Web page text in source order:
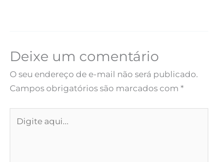
Deixe um comentário
O seu endereço de e-mail não será publicado.
Campos obrigatórios são marcados com *
aqui...